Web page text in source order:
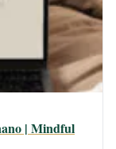
| Mindful